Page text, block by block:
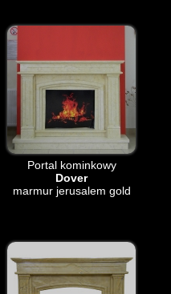
Portal kominkowy
Dover
marmur jerusalem gold